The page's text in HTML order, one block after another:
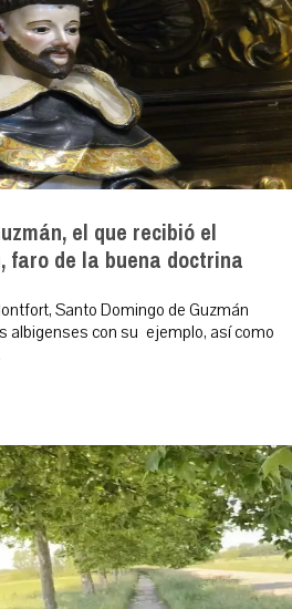
el que recibió el
faro de la buena doctrina
Santo Domingo de Guzmán
albigenses con su ejemplo, así como